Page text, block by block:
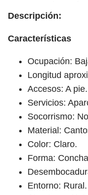
Descripción:
Características
Ocupación:
Longitud
Accesos: A pie.
Servicios:
Socorrismo:
Material:
Color: Claro.
Forma:
Entorno: Rural.